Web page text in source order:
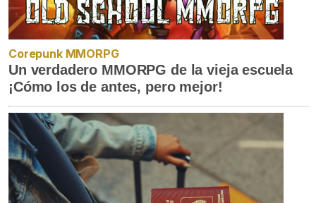
Corepunk MMORPG
Un verdadero MMORPG de la vieja escuela
¡Cómo los de antes, pero mejor!